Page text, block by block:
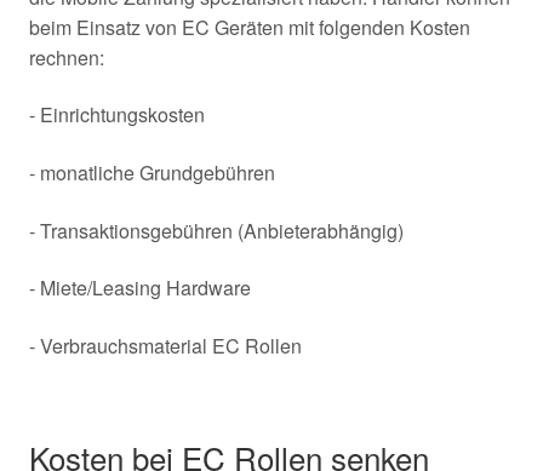
beim Einsatz von EC Geräten mit folgenden Kosten
rechnen:
- Einrichtungskosten
- monatliche Grundgebühren
- Transaktionsgebühren (Anbieterabhängig)
- Miete/Leasing Hardware
- Verbrauchsmaterial EC Rollen
Kosten bei EC Rollen senken